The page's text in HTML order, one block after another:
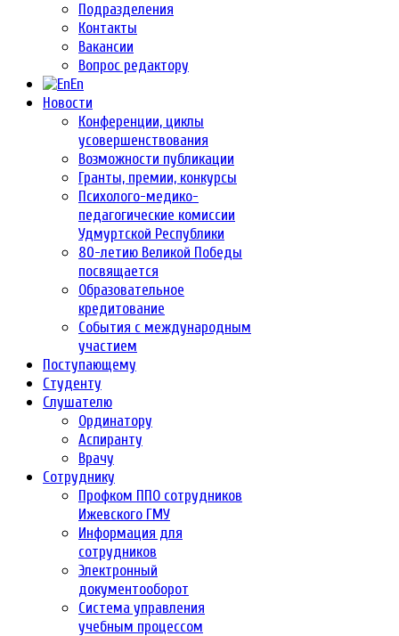
Подразделения
Контакты
Вакансии
Вопрос редактору
En
Новости
Конференции, циклы
усовершенствования
Возможности публикации
Гранты, премии, конкурсы
Психолого-медико-
педагогические комиссии
Удмуртской Республики
80-летию Великой Победы
посвящается
Образовательное
кредитование
События с международным
участием
Поступающему
Студенту
Слушателю
Ординатору
Аспиранту
Врачу
Сотруднику
Профком ППО сотрудников
Ижевского ГМУ
Информация для
сотрудников
Электронный
документооборот
Система управления
учебным процессом